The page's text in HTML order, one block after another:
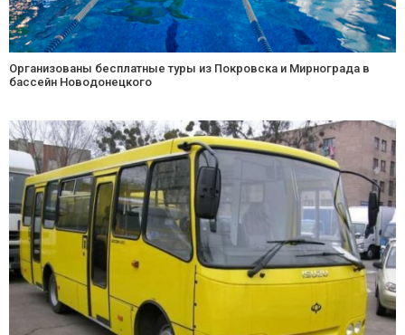
Организованы бесплатные туры из Покровска и Мирнограда в
бассейн Новодонецкого